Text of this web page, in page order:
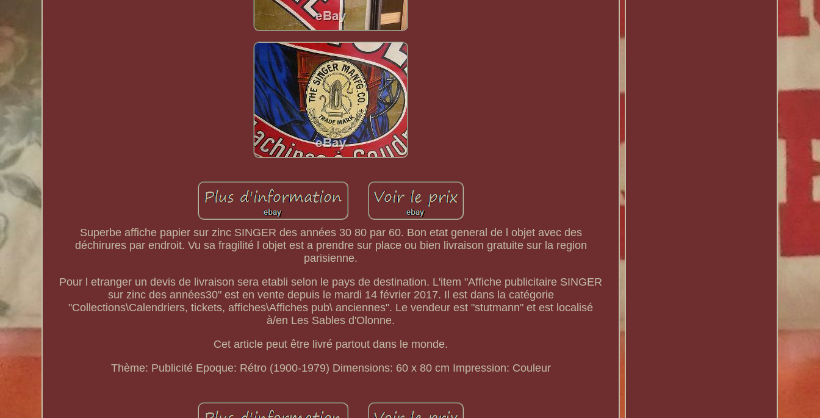
Superbe affiche papier sur zinc SINGER des années 30 80 par 60. Bon etat general de l objet avec des
déchirures par endroit. Vu sa fragilité l objet est a prendre sur place ou bien livraison gratuite sur la region
parisienne.
Pour l etranger un devis de livraison sera etabli selon le pays de destination. L'item "Affiche publicitaire SINGER
sur zinc des années30" est en vente depuis le mardi 14 février 2017. Il est dans la catégorie
"Collections\Calendriers, tickets, affiches\Affiches pub\ anciennes". Le vendeur est "stutmann" et est localisé
à/en Les Sables d'Olonne.
Cet article peut être livré partout dans le monde.
Thème: Publicité Epoque: Rétro (1900-1979) Dimensions: 60 x 80 cm Impression: Couleur